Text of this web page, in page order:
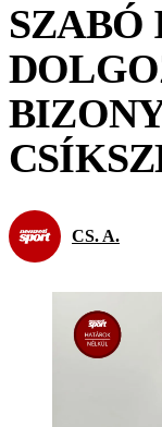
SZABÓ
CS. A.